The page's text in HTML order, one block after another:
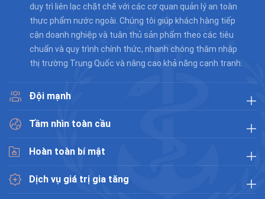
duy trì liên lạc chặt chẽ với các cơ quan quản lý an toàn
thực phẩm nước ngoài. Chúng tôi giúp khách hàng tiếp
cận doanh nghiệp và tuân thủ sản phẩm theo các tiêu
chuẩn và quy trình chính thức, nhanh chóng thâm nhập
thị trường Trung Quốc và nâng cao khả năng cạnh tranh.
Đội mạnh
Tầm nhìn toàn cầu
Hoàn toàn bí mật
Dịch vụ giá trị gia tăng